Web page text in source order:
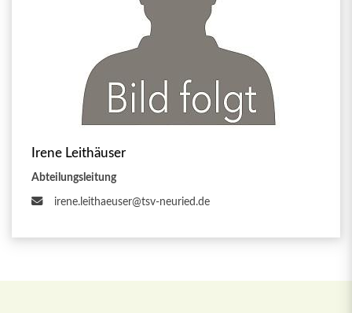
Irene Leithäuser
Abteilungsleitung
irene.leithaeuser@tsv-neuried.de